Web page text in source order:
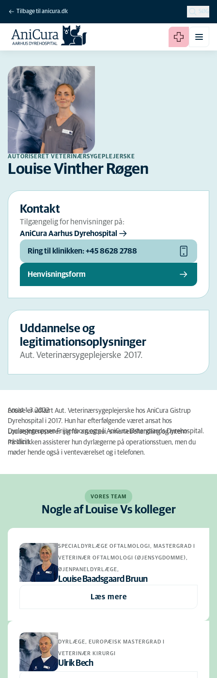
Tilbage til anicura.dk SØG
AUTORISERET VETERINÆRSYGEPLEJERSKE
Louise Vinther Røgen
Kontakt
Tilgængelig for henvisninger på:
AniCura Aarhus Dyrehospital
Ring til klinikken: +45 8628 2788
Henvisningsform
Uddannelse og
legitimationsoplysninger
Aut. Veterinærsygeplejerske 2017.
Ansat 1.3.2022
Louise er udlært Aut. Veterinærsygeplejerske hos AniCura Gistrup
Dyrehospital i 2017. Hun har efterfølgende været ansat hos
Dyrlægegruppen Frijsenborg og på AniCura Østergaards Dyrehospital.
Louise interesserer sig for anæstesi, smertebehandling og intern
medicin.
På klinikken assisterer hun dyrlægerne på operationsstuen, men du
møder hende også i venteværelset og i telefonen.
VORES TEAM
Nogle af Louise Vs kolleger
SPECIALDYRLÆGE OFTALMOLOGI, MASTERGRAD I
VETERINÆR OFTALMOLOGI (ØJENSYGDOMME),
ØJENPANELDYRLÆGE,
Louise Baadsgaard Bruun
Læs mere
DYRLÆGE, EUROPÆISK MASTERGRAD I
VETERINÆR KIRURGI
Ulrik Bech